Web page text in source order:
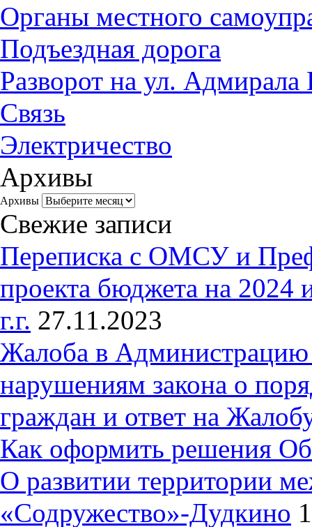
Органы местного
Подъездная дорога
Разворот на ул. Адмирала
Связь
Электричество
Архивы
Архивы
Свежие записи
Переписка с ОМСУ и
проекта бюджета на 2024
г.г. 27.11.2023
Жалоба в Администрацию
нарушениям закона о
граждан и ответ на
Как оформить решения
О развитии территории
«Содружество»-Дудкино